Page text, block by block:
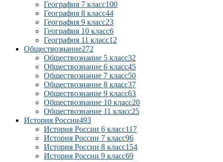
География 7 класс100
География 8 класс44
География 9 класс23
География 10 класс6
География 11 класс12
Обществознание272
Обществознание 5 класс32
Обществознание 6 класс45
Обществознание 7 класс50
Обществознание 8 класс37
Обществознание 9 класс63
Обществознание 10 класс20
Обществознание 11 класс25
История России493
История России 6 класс117
История России 7 класс96
История России 8 класс154
История России 9 класс69